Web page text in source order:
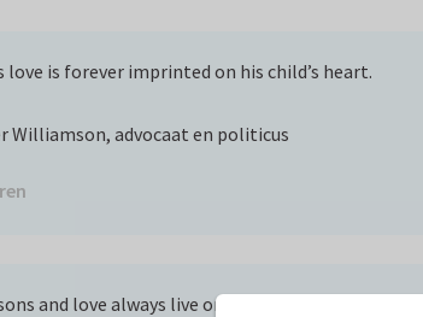
love is forever imprinted on his child’s heart.
Williamson, advocaat en politicus
and love always live on in our hearts.